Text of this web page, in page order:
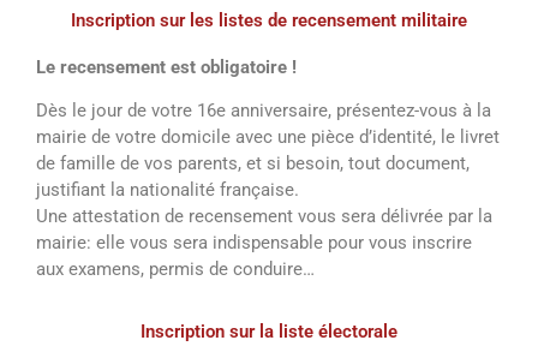
Inscription sur les listes de recensement militaire
Le recensement est obligatoire !
Dès le jour de votre 16e anniversaire, présentez-vous à la
mairie de votre domicile avec une pièce d’identité, le livret
de famille de vos parents, et si besoin, tout document,
justifiant la nationalité française.
Une attestation de recensement vous sera délivrée par la
mairie: elle vous sera indispensable pour vous inscrire
aux examens, permis de conduire…
Inscription sur la liste électorale